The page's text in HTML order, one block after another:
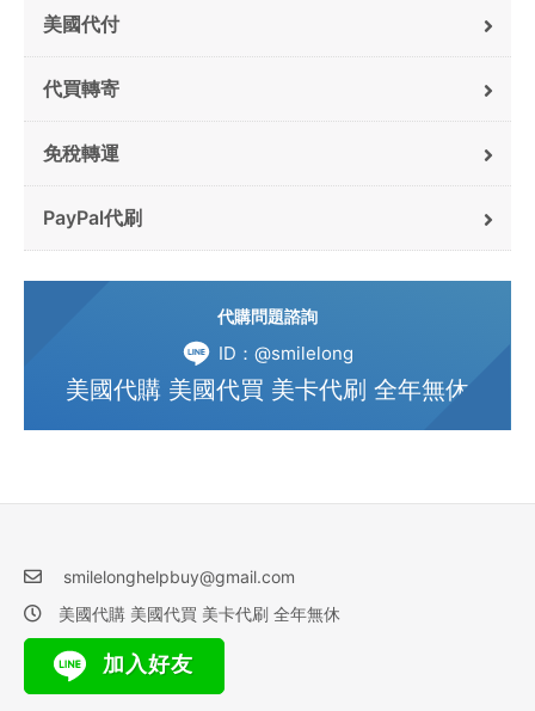
美國代付
代買轉寄
免稅轉運
PayPal代刷
代購問題諮詢
ID：@smilelong
美國代購 美國代買 美卡代刷 全年無休
smilelonghelpbuy@gmail.com
美國代購 美國代買 美卡代刷 全年無休
加入好友